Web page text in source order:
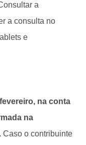
a
a consulta no
e
na conta
na
Caso o contribuinte